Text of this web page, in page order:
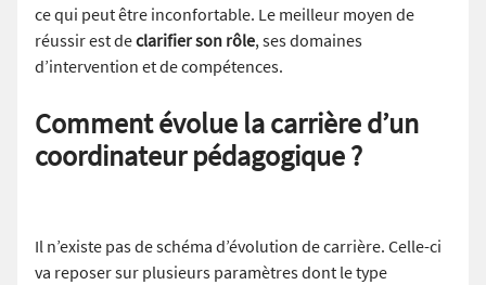
ce qui peut être inconfortable. Le meilleur moyen de
réussir est declarifier son rôle, ses domaines
d’intervention et de compétences.
Comment évolue la carrière d’un
coordinateur pédagogique ?
Il n’existe pas de schéma d’évolution de carrière. Celle-ci
va reposer sur plusieurs paramètres dont le type